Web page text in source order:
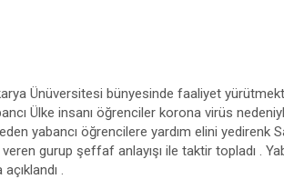
Ünüversitesi bünyesinde faaliyet
Ülke insanı öğrenciler korona virüs
yabancı öğrencilere yardım elini yedirenk
veren gurup şeffaf anlayışı ile taktir topladı .
.